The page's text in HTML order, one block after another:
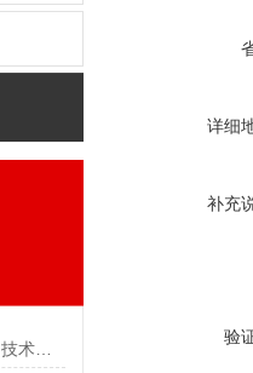
详细
补充
验